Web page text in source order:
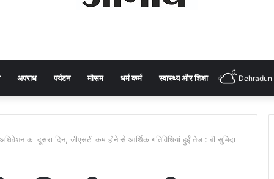
अपराध पर्यटन मौसम धर्म कर्म स्वास्थ्य और शिक्षा Dehradun
का दूसरा दिन, जीएसटी कम होने से आर्थिक गतिविधियां हुईं तेज : बी सुमिदा